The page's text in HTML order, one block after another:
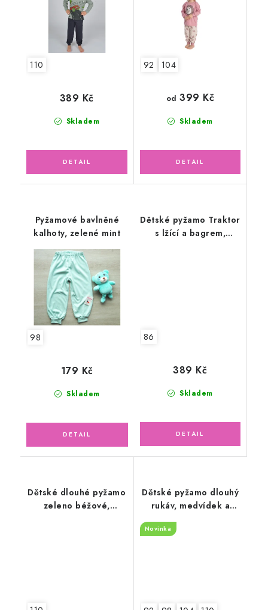
110
Skladem
389 Kč
92 104
Skladem
od 399 Kč
Pyžamové bavlněné
kalhoty, zelené mint
98
Skladem
179 Kč
Dětské pyžamo Traktor
s lžící a bagrem,
86
Skladem
389 Kč
Dětské dlouhé pyžamo
zeleno béžové,
Dětské pyžamo dlouhý
rukáv, medvídek a
hvězdičky
Novinka